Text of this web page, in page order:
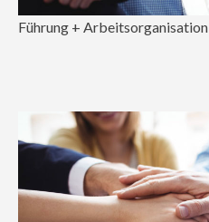
Führung + Arbeitsorganisation